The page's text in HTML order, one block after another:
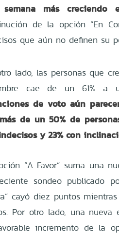
más creciendo
de la opción “En
que aún no definen su
lado, las personas que
cae de un 61% a
de voto aún
de un 50% de
y 23% con
“A Favor” suma una
sondeo publicado
cayó diez puntos
Por otro lado, una nueva
incremento de la